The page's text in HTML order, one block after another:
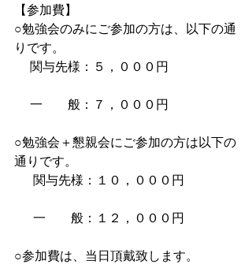
【参加費】
○勉強会のみにご参加の方は、以下の通
りです。
関与先様：５，０００円
一　　般：７，０００円
○勉強会＋懇親会にご参加の方は以下の
通りです。
関与先様：１０，０００円
一　　般：１２，０００円
○参加費は、当日頂戴致します。